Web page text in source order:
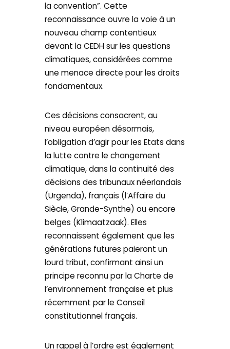
la convention”. Cette
reconnaissance ouvre la voie à un
nouveau champ contentieux
devant la CEDH sur les questions
climatiques, considérées comme
une menace directe pour les droits
fondamentaux.
Ces décisions consacrent, au
niveau européen désormais,
l’obligation d’agir pour les Etats dans
la lutte contre le changement
climatique, dans la continuité des
décisions des tribunaux néerlandais
(Urgenda), français (l’Affaire du
Siècle, Grande-Synthe) ou encore
belges (Klimaatzaak). Elles
reconnaissent également que les
générations futures paieront un
lourd tribut, confirmant ainsi un
principe reconnu par la Charte de
l’environnement française et plus
récemment par le Conseil
constitutionnel français.
Un rappel à l’ordre est également